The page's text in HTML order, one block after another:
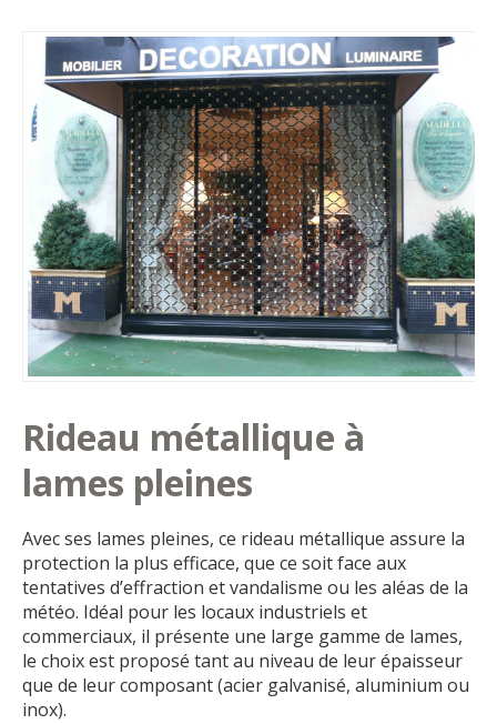
Rideau métallique à
lames pleines
Avec ses lames pleines, ce rideau métallique assure la
protection la plus efficace, que ce soit face aux
tentatives d’effraction et vandalisme ou les aléas de la
météo. Idéal pour les locaux industriels et
commerciaux, il présente une large gamme de lames,
le choix est proposé tant au niveau de leur épaisseur
que de leur composant (acier galvanisé, aluminium ou
inox).